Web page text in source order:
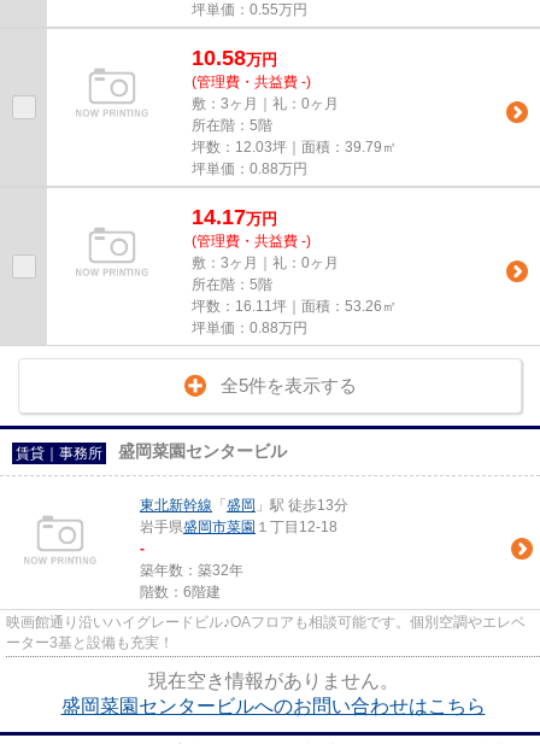
坪単価： 0.55万円
10.58万円
(管理費・共益費 -)
敷：3ヶ月｜礼：0ヶ月
所在階：5階
坪数：12.03坪｜面積：39.79㎡
坪単価： 0.88万円
14.17万円
(管理費・共益費 -)
敷：3ヶ月｜礼：0ヶ月
所在階：5階
坪数：16.11坪｜面積：53.26㎡
坪単価： 0.88万円
全5件を表示する
賃貸｜事務所 盛岡菜園センタービル
東北新幹線 「 盛岡 」駅 徒歩13分
岩手県盛岡市菜園 １丁目12-18
-
築年数：築32年
階数：6階建
映画館通り沿いハイグレードビル♪OAフロアも相談可能です。個別空調やエレベ
ーター3基と設備も充実！
現在空き情報がありません。
盛岡菜園センタービルへのお問い合わせはこちら